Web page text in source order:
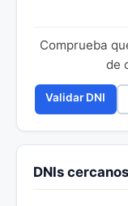
Comprueba
de
Validar DNI
DNIs